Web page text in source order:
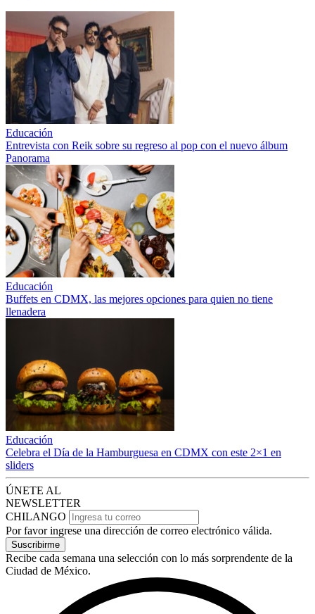
Educación
Entrevista con Reik sobre su regreso al pop con el nuevo álbum
Panorama
Educación
Buffets en CDMX, las mejores opciones para quien no tiene
llenadera
Educación
Celebra el Día de la Hamburguesa en CDMX con este 2×1 en
sliders
ÚNETE AL
NEWSLETTER
CHILANGO
Por favor ingrese una dirección de correo electrónico válida.
Suscribirme
Recibe cada semana una selección con lo más sorprendente de la
Ciudad de México.